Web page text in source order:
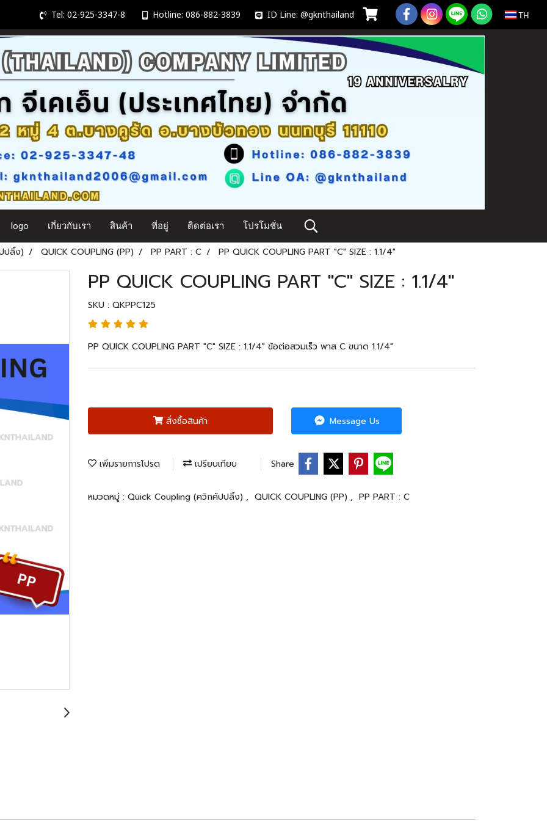
Tel: 02-925-3347-8 Hotline: 086-882-3839 ID Line: @gknthailand TH
logo เกี่ยวกับเรา สินค้า ที่อยู่ ติดต่อเรา โปรโมชั่น
ปลิ้ง) QUICK COUPLING (PP) PP PART : C PP QUICK COUPLING PART "C" SIZE : 1.1/4"
PP QUICK COUPLING PART "C" SIZE : 1.1/4"
SKU : QKPPC125
PP QUICK COUPLING PART "C" SIZE : 1.1/4" ข้อต่อสวมเร็ว พาส C ขนาด 1.1/4"
สั่งซื้อสินค้า Message Us
เพิ่มรายการโปรด เปรียบเทียบ Share
หมวดหมู่ : Quick Coupling (ควิกคัปปลิ้ง) , QUICK COUPLING (PP) , PP PART : C